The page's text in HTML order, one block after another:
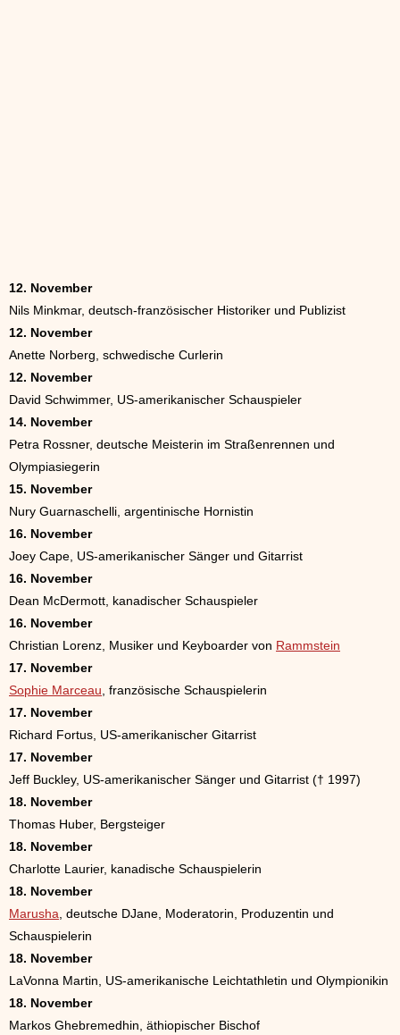
12. November
Nils Minkmar, deutsch-französischer Historiker und Publizist
12. November
Anette Norberg, schwedische Curlerin
12. November
David Schwimmer, US-amerikanischer Schauspieler
14. November
Petra Rossner, deutsche Meisterin im Straßenrennen und
Olympiasiegerin
15. November
Nury Guarnaschelli, argentinische Hornistin
16. November
Joey Cape, US-amerikanischer Sänger und Gitarrist
16. November
Dean McDermott, kanadischer Schauspieler
16. November
Christian Lorenz, Musiker und Keyboarder von Rammstein
17. November
Sophie Marceau , französische Schauspielerin
17. November
Richard Fortus, US-amerikanischer Gitarrist
17. November
Jeff Buckley, US-amerikanischer Sänger und Gitarrist († 1997)
18. November
Thomas Huber, Bergsteiger
18. November
Charlotte Laurier, kanadische Schauspielerin
18. November
Marusha , deutsche DJane, Moderatorin, Produzentin und
Schauspielerin
18. November
LaVonna Martin, US-amerikanische Leichtathletin und Olympionikin
18. November
Markos Ghebremedhin, äthiopischer Bischof